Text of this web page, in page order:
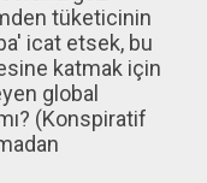
tüketicinin
icat etsek, bu
katmak için
global
(Konspiratif